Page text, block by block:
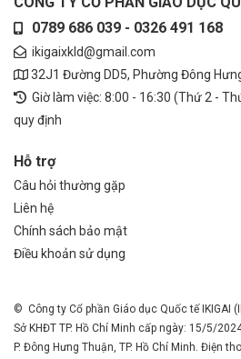
0789 686 039 - 0326 491 168
ikigaixkld@gmail.com
32J1 Đường DD5, Phường Đông
Giờ làm việc: 8:00 - 16:30 (Thứ 2 -
quy định
Hỗ trợ
Câu hỏi thường gặp
Liên hệ
Chính sách bảo mật
Điều khoản sử dụng
© Công ty Cổ phần Giáo dục Quốc tế IKIGAI
Sở KHĐT TP. Hồ Chí Minh cấp ngày: 15/5/
P. Đông Hưng Thuận, TP. Hồ Chí Minh. Điện